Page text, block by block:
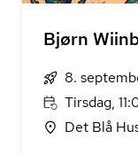
Bjørn
8.
Tirsdag,
Det Blå